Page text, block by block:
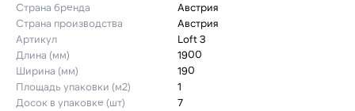
Страна бренда
Австрия
Страна производства
Австрия
Артикул
Loft 3
Длина (мм)
1900
Ширина (мм)
190
Площадь упаковки (м2)
1
Досок в упаковке (шт)
7